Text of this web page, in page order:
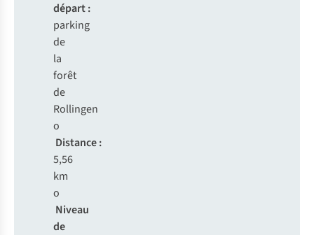
départ :
parking
de
la
forêt
de
Rollingen
o
Distance :
5,56
km
o
Niveau
de